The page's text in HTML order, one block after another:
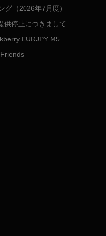
グ（2026年7月度）
供停止につきまして
EURJPY M5
Friends